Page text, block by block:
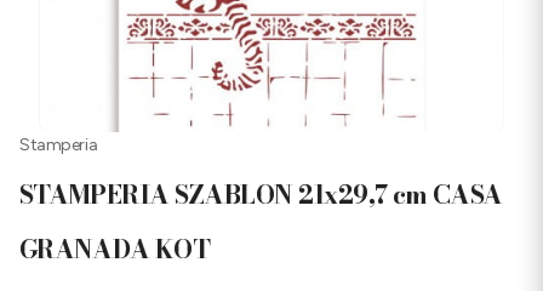
Stamperia
STAMPERIA SZABLON 21x29,7 cm CASA
GRANADA KOT